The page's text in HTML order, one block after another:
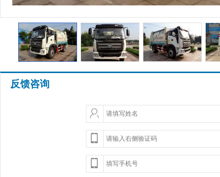
反馈咨询